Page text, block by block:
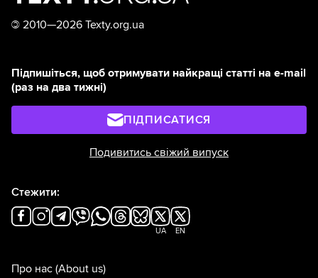
© 2010—2026 Texty.org.ua
Підпишіться, щоб отримувати найкращі статті на e-mail
(раз на два тижні)
ПІДПИСАТИСЯ
Подивитись свіжий випуск
Стежити:
UA EN
Про нас (About us)